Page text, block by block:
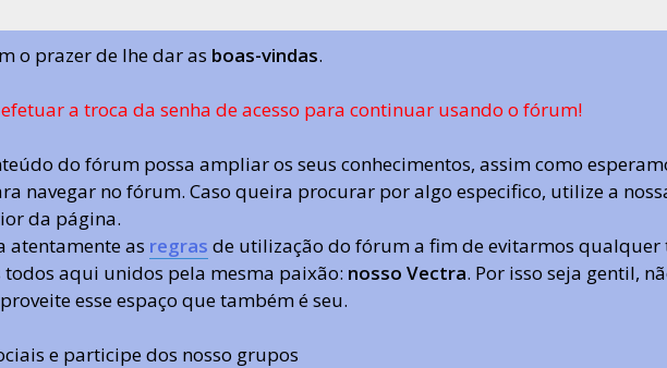
o prazer de lhe dar as boas-vindas.
a troca da senha de acesso para continuar usando o fórum!
do fórum possa ampliar os seus conhecimentos, assim como
navegar no fórum. Caso queira procurar por algo especifico, utilize a
da página.
atentamente as regras de utilização do fórum a fim de evitarmos qualquer
todos aqui unidos pela mesma paixão: nosso Vectra. Por isso seja gentil,
esse espaço que também é seu.
e participe dos nosso grupos